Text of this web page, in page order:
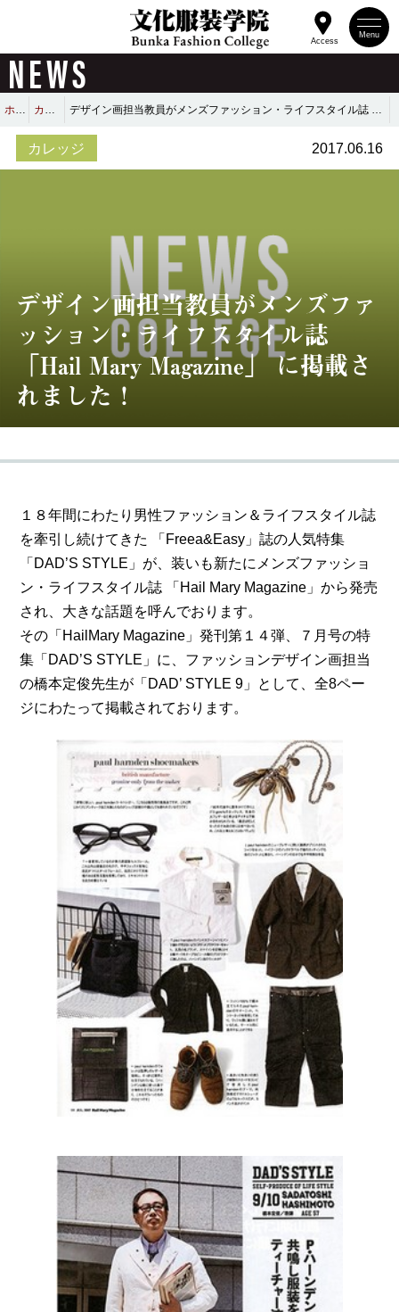
Menu
Access
NEWS
ホーム カレッジ デザイン画担当教員がメンズファッション・ライフスタイル誌 「Hail Mary Magazine」 に掲載されました！
カレッジ 2017.06.16
デザイン画担当教員がメンズファ
ッション・ライフスタイル誌
「Hail Mary Magazine」 に掲載さ
れました！
１８年間にわたり男性ファッション＆ライフスタイル誌
を牽引し続けてきた 「Freea&Easy」誌の人気特集
「DAD’S STYLE」が、装いも新たにメンズファッショ
ン・ライフスタイル誌 「Hail Mary Magazine」から発売
され、大きな話題を呼んでおります。
その「HailMary Magazine」発刊第１４弾、７月号の特
集「DAD’S STYLE」に、ファッションデザイン画担当
の橋本定俊先生が「DAD’ STYLE 9」として、全8ペー
ジにわたって掲載されております。